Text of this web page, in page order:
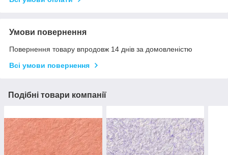
Умови повернення
Повернення товару впродовж 14 днів за домовленістю
Всі умови повернення
Подібні товари компанії